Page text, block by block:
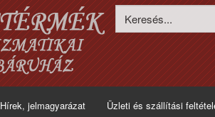
Hírek, jelmagyarázat Üzleti és szállítási